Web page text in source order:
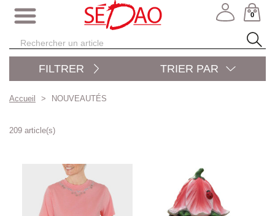
0
FILTRER TRIER PAR
Accueil NOUVEAUTÉS
209 article(s)